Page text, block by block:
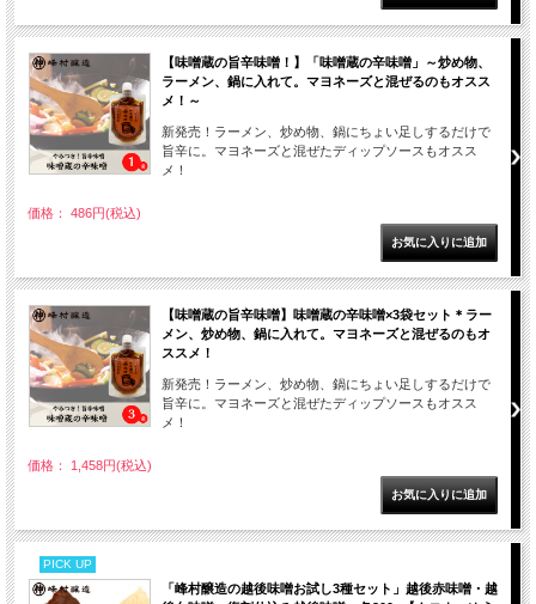
【味噌蔵の旨辛味噌！】「味噌蔵の辛味噌」～炒め物、
ラーメン、鍋に入れて。マヨネーズと混ぜるのもオスス
メ！～
新発売！ラーメン、炒め物、鍋にちょい足しするだけで
旨辛に。マヨネーズと混ぜたディップソースもオスス
メ！
価格： 486円(税込)
【味噌蔵の旨辛味噌】味噌蔵の辛味噌×3袋セット＊ラー
メン、炒め物、鍋に入れて。マヨネーズと混ぜるのもオ
ススメ！
新発売！ラーメン、炒め物、鍋にちょい足しするだけで
旨辛に。マヨネーズと混ぜたディップソースもオスス
メ！
価格： 1,458円(税込)
PICK UP
「峰村醸造の越後味噌お試し3種セット」越後赤味噌・越